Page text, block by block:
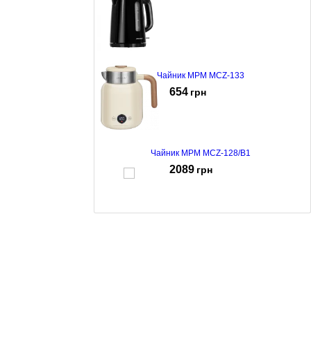
Чайник MPM MCZ-133
654 грн
Чайник MPM MCZ-128/B1
2089 грн